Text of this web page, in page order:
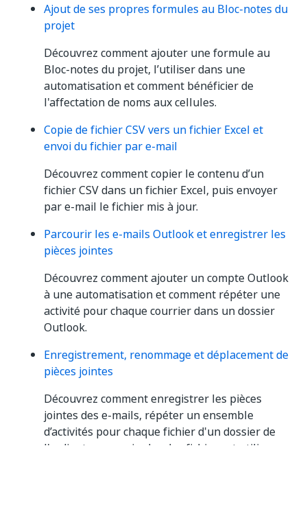
Ajout de ses propres formules au Bloc-notes du
projet
Découvrez comment ajouter une formule au
Bloc-notes du projet, l’utiliser dans une
automatisation et comment bénéficier de
l'affectation de noms aux cellules.
Copie de fichier CSV vers un fichier Excel et
envoi du fichier par e-mail
Découvrez comment copier le contenu d’un
fichier CSV dans un fichier Excel, puis envoyer
par e-mail le fichier mis à jour.
Parcourir les e-mails Outlook et enregistrer les
pièces jointes
Découvrez comment ajouter un compte Outlook
à une automatisation et comment répéter une
activité pour chaque courrier dans un dossier
Outlook.
Enregistrement, renommage et déplacement de
pièces jointes
Découvrez comment enregistrer les pièces
jointes des e-mails, répéter un ensemble
d’activités pour chaque fichier d'un dossier de
l'ordinateur, manipuler des fichiers et utiliser